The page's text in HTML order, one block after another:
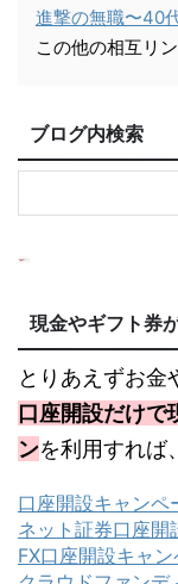
進撃の無職〜40
この他の相互リ
ブログ内検索
現金やギフト券
とりあえずお金
口座開設だけで
ンを利用すれば
口座開設キャンペ
ネット証券口座開
FX口座開設キャ